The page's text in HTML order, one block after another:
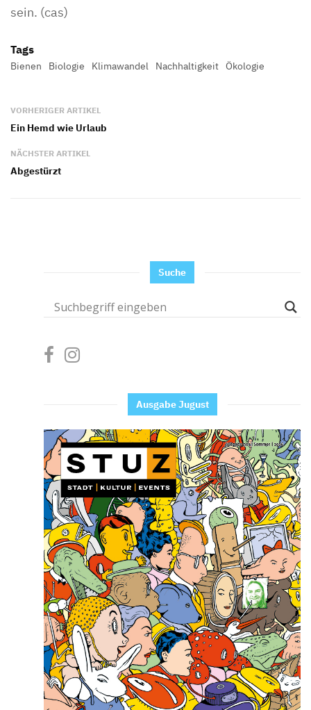
sein. (cas)
Tags
Bienen Biologie Klimawandel Nachhaltigkeit Ökologie
VORHERIGER ARTIKEL
Ein Hemd wie Urlaub
NÄCHSTER ARTIKEL
Abgestürzt
Suche
Ausgabe Jugust